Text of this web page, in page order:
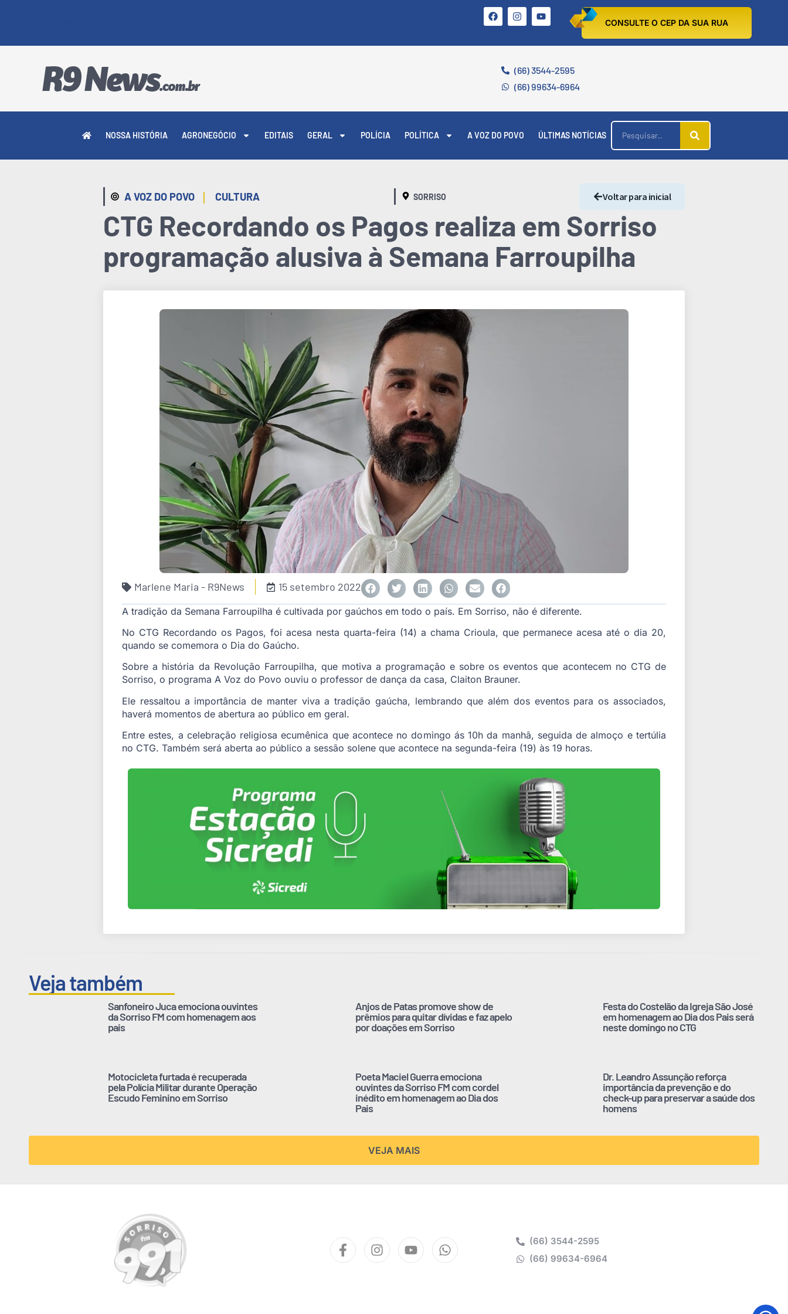
CONSULTE O CEP DA SUA RUA
(66) 3544-2595
(66) 99634-6964
NOSSA HISTÓRIA AGRONEGÓCIO EDITAIS GERAL POLÍCIA POLÍTICA A VOZ DO POVO ÚLTIMAS NOTÍCIAS
A VOZ DO POVO | CULTURA SORRISO Voltar para inicial
CTG Recordando os Pagos realiza em Sorriso
programação alusiva à Semana Farroupilha
Marlene Maria - R9News 15 setembro 2022
A tradição da Semana Farroupilha é cultivada por gaúchos em todo o país. Em Sorriso, não é diferente.
No CTG Recordando os Pagos, foi acesa nesta quarta-feira (14) a chama Crioula, que permanece acesa até o dia 20,
quando se comemora o Dia do Gaúcho.
Sobre a história da Revolução Farroupilha, que motiva a programação e sobre os eventos que acontecem no CTG de
Sorriso, o programa A Voz do Povo ouviu o professor de dança da casa, Claiton Brauner.
Ele ressaltou a importância de manter viva a tradição gaúcha, lembrando que além dos eventos para os associados,
haverá momentos de abertura ao público em geral.
Entre estes, a celebração religiosa ecumênica que acontece no domingo ás 10h da manhã, seguida de almoço e tertúlia
no CTG. Também será aberta ao público a sessão solene que acontece na segunda-feira (19) às 19 horas.
Veja também
Sanfoneiro Juca emociona ouvintes
da Sorriso FM com homenagem aos
pais
Anjos de Patas promove show de
prêmios para quitar dívidas e faz apelo
por doações em Sorriso
Festa do Costelão da Igreja São José
em homenagem ao Dia dos Pais será
neste domingo no CTG
Motocicleta furtada é recuperada
pela Polícia Militar durante Operação
Escudo Feminino em Sorriso
Poeta Maciel Guerra emociona
ouvintes da Sorriso FM com cordel
inédito em homenagem ao Dia dos
Pais
Dr. Leandro Assunção reforça
importância da prevenção e do
check-up para preservar a saúde dos
homens
VEJA MAIS
(66) 3544-2595
(66) 99634-6964